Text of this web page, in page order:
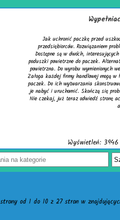
Wypełniacze
Jak uchronić paczkę przed
przedsiębiorców. Rozwiązaniem problemu
Dostępne są w dwóch, interesujących
poduszki powietrzne do paczek. Alternatywą
powietrzna. Do wyrobu wymienionych wersji
Załoga każdej firmy handlowej mogą w łatwy
paczek. Do ich wytwarzania skonstruowano
je nabyć i uruchomić. Skończą się problemy
Nie czekaj, już teraz odwiedź stronę
Wyświetleń: 3946 /
od 1 do 10 z 27 stron w